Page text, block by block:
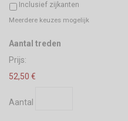
Inclusief zijkanten
Meerdere keuzes mogelijk
Aantal treden
Prijs:
52,50 €
Aantal